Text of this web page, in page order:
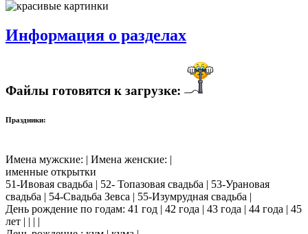
Информация о разделах
Файлы готовятся к загрузке:
Праздники:
Имена мужские: | Имена женские: |
именные открытки
51-Ивовая свадьба | 52- Топазовая свадьба | 53-Урановая
свадьба | 54-Свадьба Зевса | 55-Изумрудная свадьба |
День рождение по годам: 41 год | 42 года | 43 года | 44 года | 45
лет | | | |